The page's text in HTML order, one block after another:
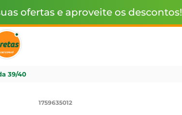
ofertas e aproveite os descontos!
39/40
1759635012